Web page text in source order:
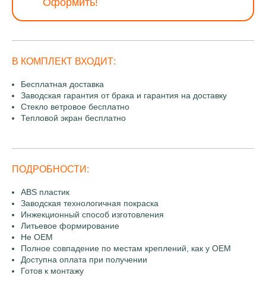
Оформить!
В КОМПЛЕКТ ВХОДИТ:
Бесплатная доставка
Заводская гарантия от брака и гарантия на доставку
Стекло ветровое бесплатно
Тепловой экран бесплатно
ПОДРОБНОСТИ:
ABS пластик
Заводская технологичная покраска
Инжекционный способ изготовления
Литьевое формирование
Не OEM
Полное совпадение по местам креплений, как у OEM
Доступна оплата при получении
Готов к монтажу